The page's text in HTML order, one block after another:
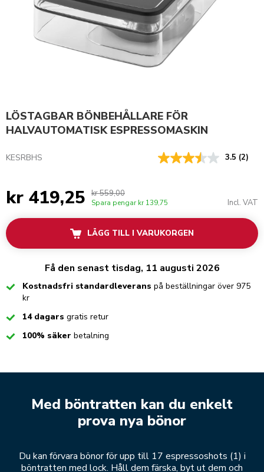
LÖSTAGBAR BÖNBEHÅLLARE FÖR
HALVAUTOMATISK ESPRESSOMASKIN
KESRBHS 3.5 (2)
kr 419,25 kr 559,00
Spara pengar kr 139,75 Incl. VAT
LÄGG TILL I VARUKORGEN
Få den senast tisdag, 11 augusti 2026
CheckedKostnadsfri standardleverans på beställningar över 975
kr
Checked14 dagars gratis retur
Checked100% säker betalning
Med böntratten kan du enkelt
prova nya bönor
Du kan förvara bönor för upp till 17 espressoshots (1) i
böntratten med lock. Håll dem färska, byt ut dem och